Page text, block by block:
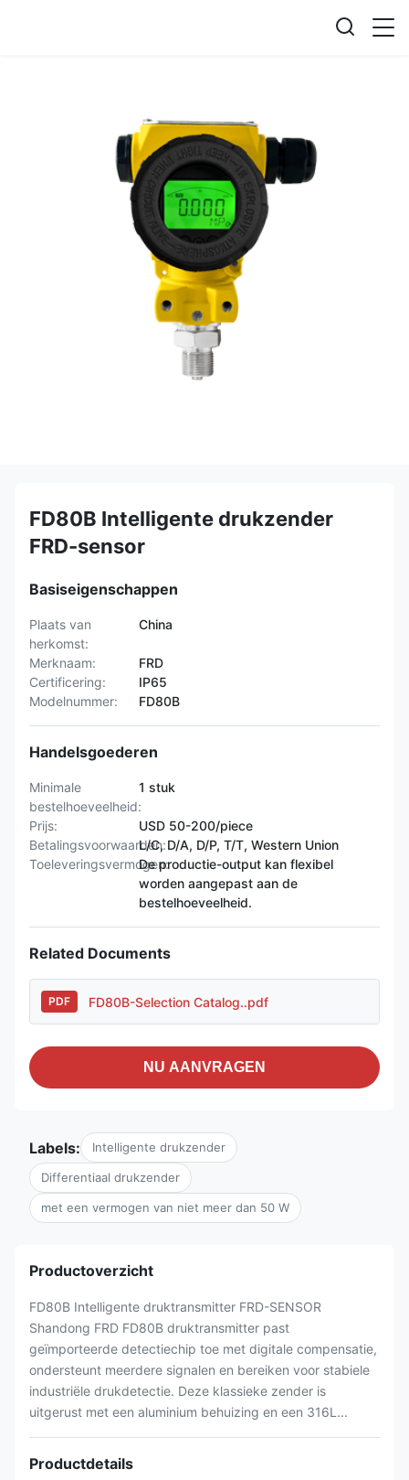
FD80B Intelligente drukzender
FRD-sensor
Basiseigenschappen
Plaats van
herkomst:
China
Merknaam:
FRD
Certificering:
IP65
Modelnummer:
FD80B
Handelsgoederen
Minimale
bestelhoeveelheid:
1 stuk
Prijs:
USD 50-200/piece
Betalingsvoorwaarden:L/C, D/A, D/P, T/T, Western Union
Toeleveringsvermogen:De productie-output kan flexibel
worden aangepast aan de
bestelhoeveelheid.
Related Documents
PDF FD80B-Selection Catalog..pdf
NU AANVRAGEN
Labels: Intelligente drukzender
Differentiaal drukzender
met een vermogen van niet meer dan 50 W
Productoverzicht
FD80B Intelligente druktransmitter FRD-SENSOR
Shandong FRD FD80B druktransmitter past
geïmporteerde detectiechip toe met digitale compensatie,
ondersteunt meerdere signalen en bereiken voor stabiele
industriële drukdetectie. Deze klassieke zender is
uitgerust met een aluminium behuizing en een 316L...
Productdetails